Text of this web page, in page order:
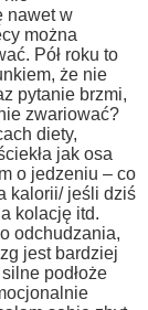
nawet w
można
Pół roku to
że nie
pytanie brzmi,
zwariować?
diety,
jak osa
o jedzeniu – co
kalorii/ jeśli dziś
kolację itd.
odchudzania,
jest bardziej
podłoże